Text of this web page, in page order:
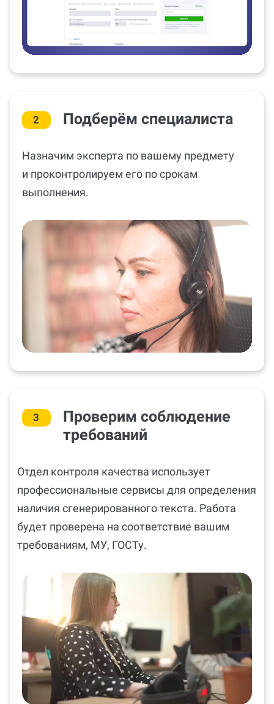
2 Подберём специалиста
Назначим эксперта по вашему предмету
и проконтролируем его по срокам
выполнения.
3
Проверим соблюдение
требований
Отдел контроля качества использует
профессиональные сервисы для определения
наличия сгенерированного текста. Работа
будет проверена на соответствие вашим
требованиям, МУ, ГОСТу.